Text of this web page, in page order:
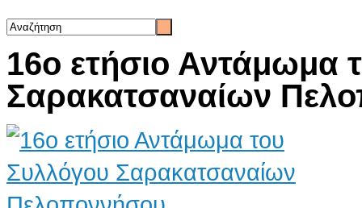
16ο ετήσιο Αντάμωμα
Σαρακατσαναίων